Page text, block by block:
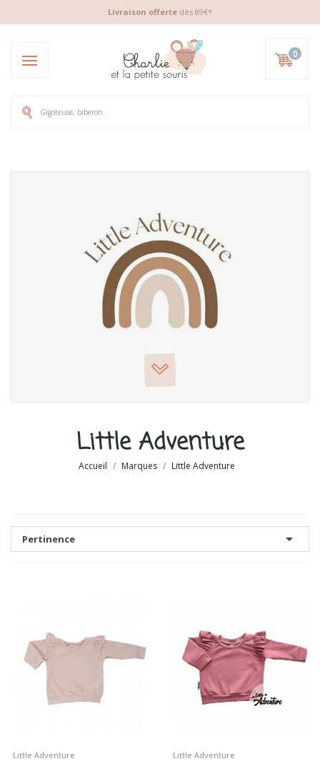
Livraison offerte dès 89€*
0
Little Adventure
Accueil Marques Little Adventure
Pertinence 
Little Adventure Little Adventure